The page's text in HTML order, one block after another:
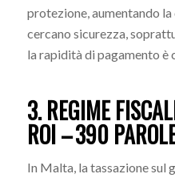
protezione, aumentando
cercano sicurezza,
la rapidità di pagamento è
3. REGIME
ROI – 390
In Malta, la tassazione sul